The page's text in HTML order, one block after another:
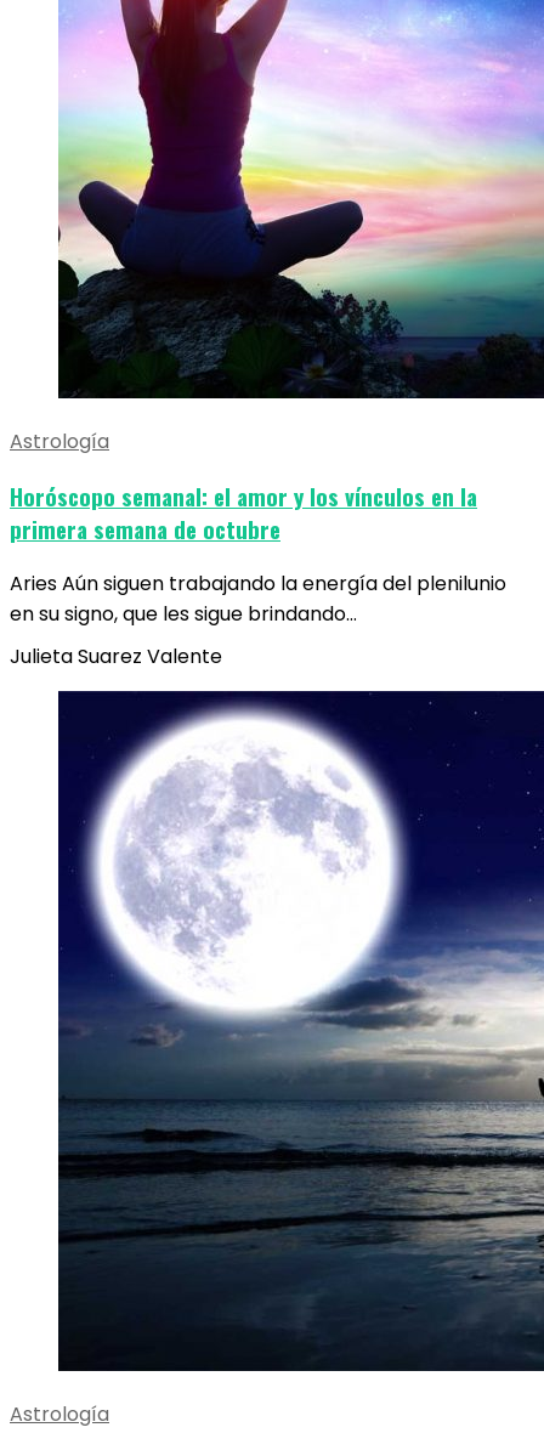
Astrología
Horóscopo semanal: el amor y los vínculos en la
primera semana de octubre
Aries Aún siguen trabajando la energía del plenilunio
en su signo, que les sigue brindando…
Julieta Suarez Valente
Astrología